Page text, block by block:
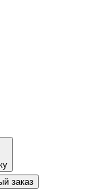
заказ